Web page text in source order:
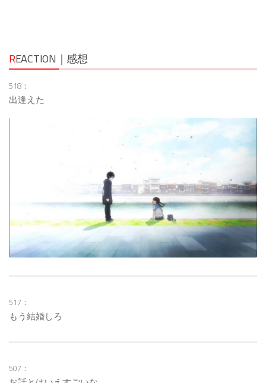
REACTION｜感想
518：
出逢えた
517：
もう結婚しろ
507：